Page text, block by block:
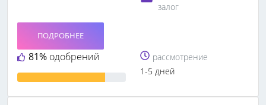
залог
81% одобрений
ПОДРОБНЕЕ
рассмотрение
1-5 дней